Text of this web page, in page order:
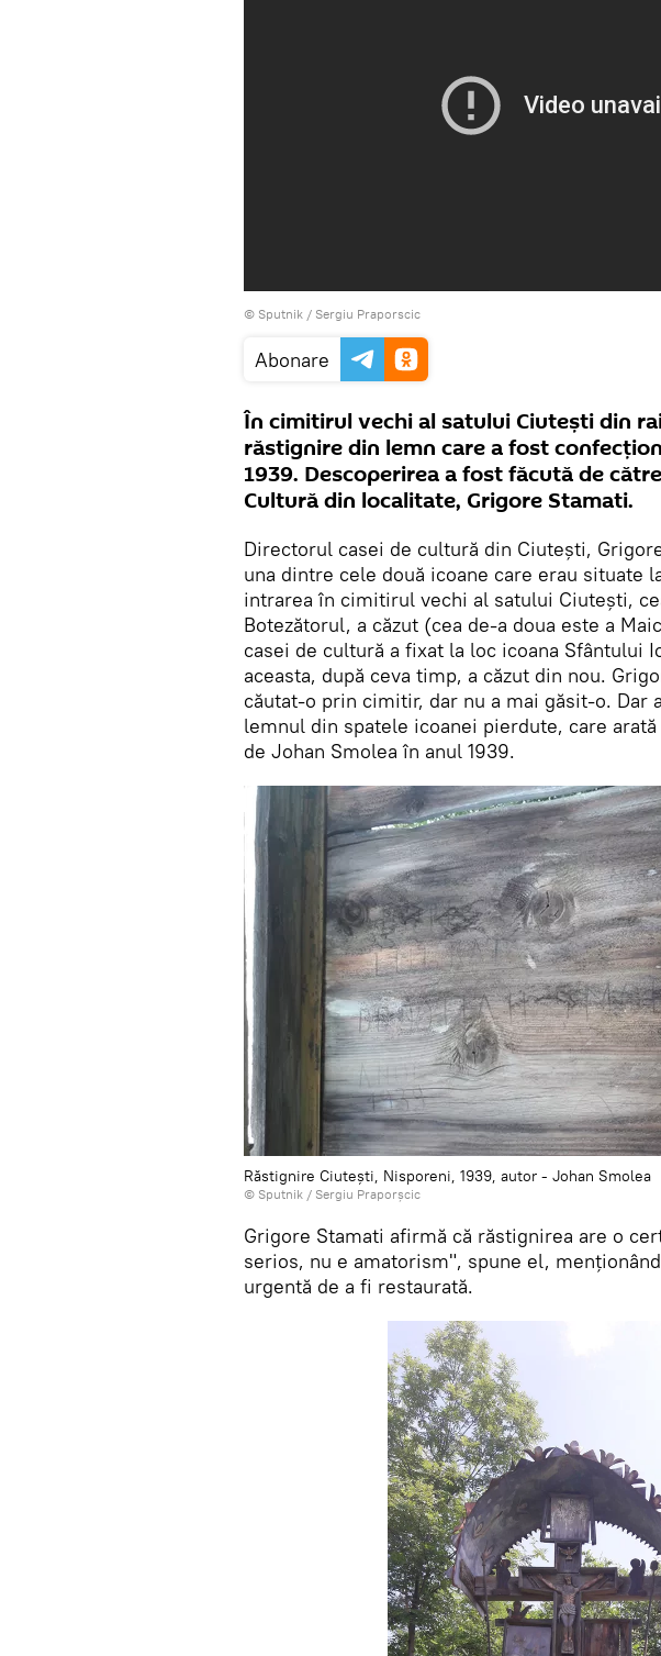
© Sputnik / Sergiu Praporscic
Abonare
În cimitirul vechi al satului Ciutești din
răstignire din lemn care a fost
1939. Descoperirea a fost făcută de
Cultură din localitate, Grigore Stamati.
Directorul casei de cultură din Ciutești,
una dintre cele două icoane care erau situate
intrarea în cimitirul vechi al satului Ciutești,
Botezătorul, a căzut (cea de-a doua este a
casei de cultură a fixat la loc icoana Sfântului
aceasta, după ceva timp, a căzut din nou.
căutat-o prin cimitir, dar nu a mai găsit-o. Dar
lemnul din spatele icoanei pierdute, care
de Johan Smolea în anul 1939.
Răstignire Ciutești, Nisporeni, 1939, autor - Johan Smolea
© Sputnik / Sergiu Praporșcic
Grigore Stamati afirmă că răstignirea are o
serios, nu e amatorism", spune el,
urgentă de a fi restaurată.